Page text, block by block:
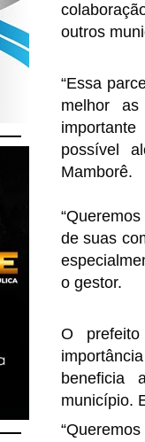
outros
“Essa
melhor
possível
Mamborê.
de suas
o gestor.
O
beneficia
município.